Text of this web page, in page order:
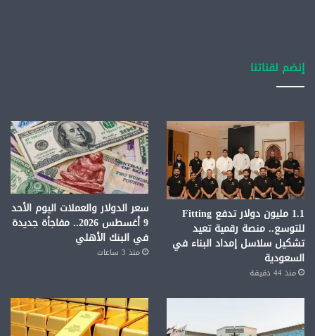
إنضم لقناتنا
1.1 مليون دولار تدفع Fitting
للتوسع.. منصة رقمية تعيد
تشكيل سلاسل إمداد البناء في
السعودية
منذ 44 دقيقة
سعر الدولار والعملات اليوم الأحد
9 أغسطس 2026.. مفاجأة جديدة
في البنك الأهلي
منذ 3 ساعات